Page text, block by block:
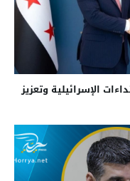
الإسرائيلية وتعزيز